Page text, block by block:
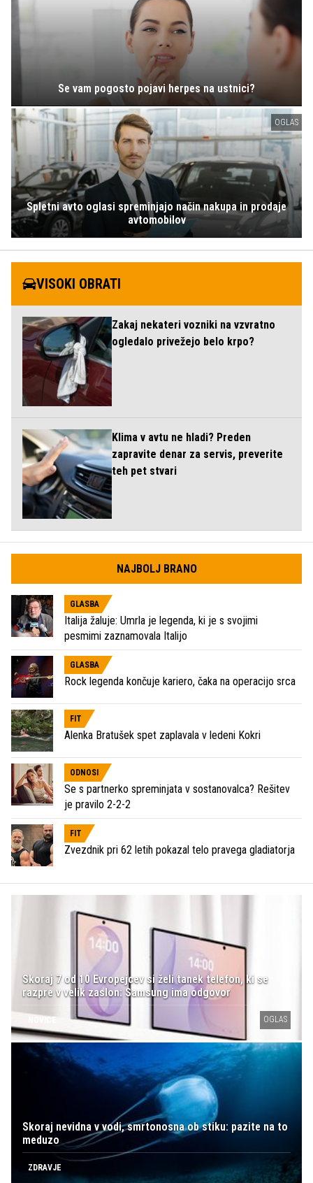
Se vam pogosto pojavi herpes na ustnici?
OGLAS
Spletni avto oglasi spreminjajo način nakupa in prodaje
avtomobilov
VISOKI OBRATI
Zakaj nekateri vozniki na vzvratno
ogledalo privežejo belo krpo?
Klima v avtu ne hladi? Preden
zapravite denar za servis, preverite
teh pet stvari
NAJBOLJ BRANO
GLASBA
Italija žaluje: Umrla je legenda, ki je s svojimi
pesmimi zaznamovala Italijo
GLASBA
Rock legenda končuje kariero, čaka na operacijo srca
FIT
Alenka Bratušek spet zaplavala v ledeni Kokri
ODNOSI
Se s partnerko spreminjata v sostanovalca? Rešitev
je pravilo 2-2-2
FIT
Zvezdnik pri 62 letih pokazal telo pravega gladiatorja
Skoraj 7 od 10 Evropejcev si želi tanek telefon, ki se
razpre v velik zaslon: Samsung ima odgovor
NOVICE OGLAS
Skoraj nevidna v vodi, smrtonosna ob stiku: pazite na to
meduzo
ZDRAVJE